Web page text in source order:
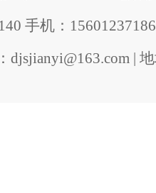
手机：
djsjianyi@163.com |